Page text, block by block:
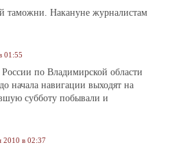
таможни. Накануне журналистам
01:55
по Владимирской области
начала навигации выходят на
субботу побывали и
2010 в 02:37